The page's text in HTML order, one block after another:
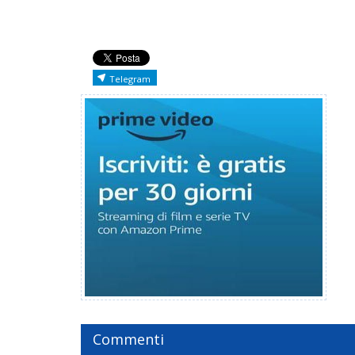
Telegram
Commenti